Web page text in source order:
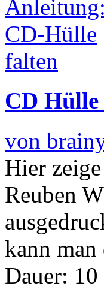
CD
von
Hier
Reuben
kann
Dauer: